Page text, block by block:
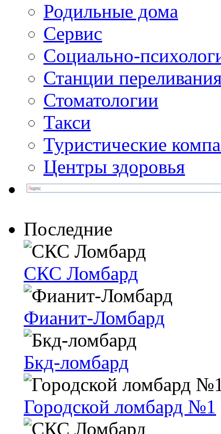
Родильные дома
Сервис
Социально-
Станции
Стоматологии
Такси
Туристические
Центры здоровья
Последние
СКС Ломбард
Фианит-Ломбард
Бкд-ломбард
Городской ломбард №1